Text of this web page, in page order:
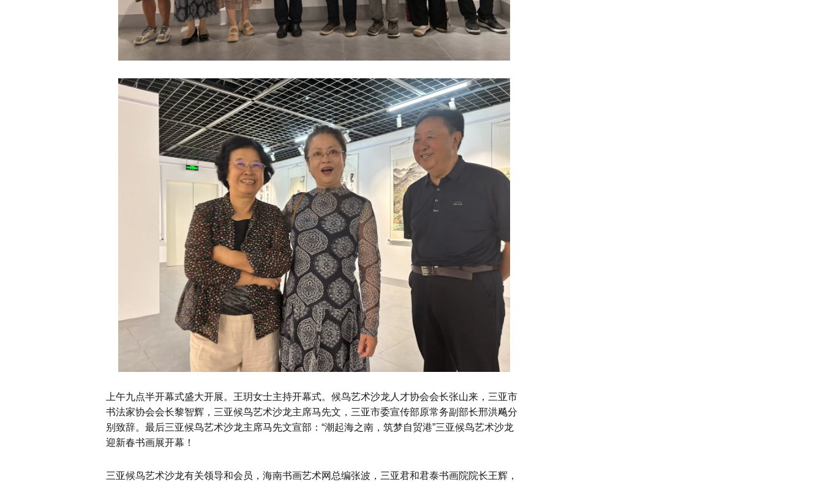
上午九点半开幕式盛大开展。王玥女士主持开幕式。候鸟艺术沙龙人才协会会长张山来，三亚市
书法家协会会长黎智辉，三亚候鸟艺术沙龙主席马先文，三亚市委宣传部原常务副部长邢洪飚分
别致辞。最后三亚候鸟艺术沙龙主席马先文宣部：“潮起海之南，筑梦自贸港”三亚候鸟艺术沙龙
迎新春书画展开幕！
三亚候鸟艺术沙龙有关领导和会员，海南书画艺术网总编张波，三亚君和君泰书画院院长王辉，